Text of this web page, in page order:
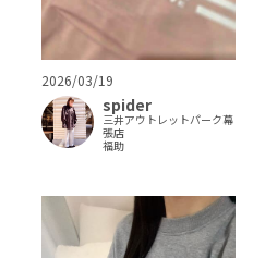
2026/03/19
spider
三井アウトレットパーク幕
張店
福助